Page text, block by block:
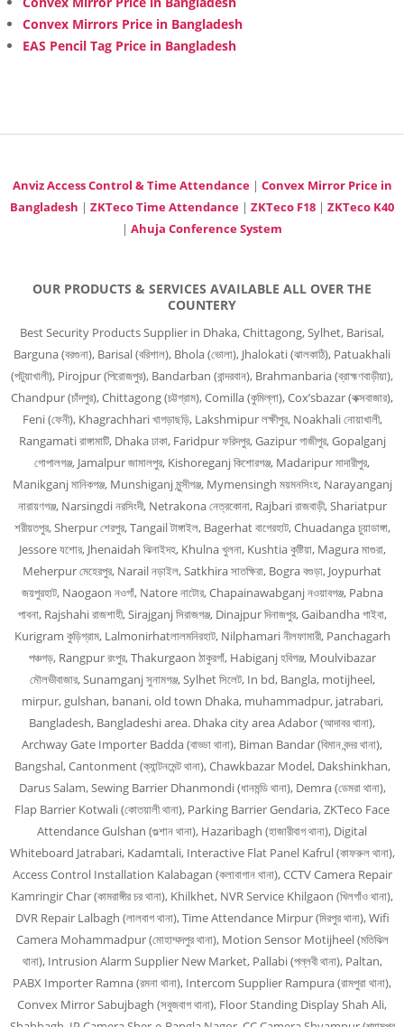
Convex Mirrors Price in Bangladesh
EAS Pencil Tag Price in Bangladesh
Anviz Access Control & Time Attendance| Convex Mirror Price in
Bangladesh | ZKTeco Time Attendance | ZKTeco F18 | ZKTeco K40
| Ahuja Conference System
OUR PRODUCTS & SERVICES AVAILABLE ALL OVER THE
COUNTERY
Best Security Products Supplier in Dhaka, Chittagong, Sylhet, Barisal,
Barguna (বরগুনা), Barisal (বরিশাল), Bhola (ভোলা), Jhalokati (ঝালকাঠি), Patuakhali
(পটুয়াখালী), Pirojpur (পিরোজপুর), Bandarban (বান্দরবান), Brahmanbaria (ব্রাহ্মণবাড়ীয়া),
Chandpur (চাঁদপুর), Chittagong (চট্টগ্রাম), Comilla (কুমিল্লা), Cox’sbazar (কক্সবাজার),
Feni (ফেনী), Khagrachhari খাগড়াছড়ি, Lakshmipur লক্ষীপুর, Noakhali নোয়াখালী,
Rangamati রাঙ্গামাটি, Dhaka ঢাকা, Faridpur ফরিদপুর, Gazipur গাজীপুর, Gopalganj
গোপালগঞ্জ, Jamalpur জামালপুর, Kishoreganj কিশোরগঞ্জ, Madaripur মাদারীপুর,
Manikganj মানিকগঞ্জ, Munshiganj মুন্সীগঞ্জ, Mymensingh ময়মনসিংহ, Narayanganj
নারায়ণগঞ্জ, Narsingdi নরসিংদী, Netrakona নেত্রকোনা, Rajbari রাজবাড়ী, Shariatpur
শরীয়তপুর, Sherpur শেরপুর, Tangail টাঙ্গাইল, Bagerhat বাগেরহাট, Chuadanga চুয়াডাঙ্গা,
Jessore যশোর, Jhenaidah ঝিনাইদহ, Khulna খুলনা, Kushtia কুষ্টিয়া, Magura মাগুরা,
Meherpur মেহেরপুর, Narail নড়াইল, Satkhira সাতক্ষিরা, Bogra বগুড়া, Joypurhat
জয়পুরহাট, Naogaon নওগাঁ, Natore নাটোর, Chapainawabganj নওয়াবগঞ্জ, Pabna
পাবনা, Rajshahi রাজশাহী, Sirajganj সিরাজগঞ্জ, Dinajpur দিনাজপুর, Gaibandha গাইবা,
Kurigram কুড়িগ্রাম, Lalmonirhatলালমনিরহাট, Nilphamari নীলফামারী, Panchagarh
পঞ্চগড়, Rangpur রংপুর, Thakurgaon ঠাকুরগাঁ, Habiganj হবিগঞ্জ, Moulvibazar
মৌলভীবাজার, Sunamganj সুনামগঞ্জ, Sylhet সিলেট, In bd, Bangla, motijheel,
mirpur, gulshan, banani, old town Dhaka, muhammadpur, jatrabari,
Bangladesh, Bangladeshi area. Dhaka city area Adabor (আদাবর থানা),
Archway Gate Importer Badda (বাড্ডা থানা), Biman Bandar (বিমান বন্দর থানা),
Bangshal, Cantonment (ক্যান্টনমেন্ট থানা), Chawkbazar Model, Dakshinkhan,
Darus Salam, Sewing Barrier Dhanmondi (ধানমন্ডি থানা), Demra (ডেমরা থানা),
Flap Barrier Kotwali (কোতয়ালী থানা), Parking Barrier Gendaria, ZKTeco Face
Attendance Gulshan (গুল্শান থানা), Hazaribagh (হাজারীবাগ থানা), Digital
Whiteboard Jatrabari, Kadamtali, Interactive Flat Panel Kafrul (কাফরুল থানা),
Access Control Installation Kalabagan (কলাবাগান থানা), CCTV Camera Repair
Kamringir Char (কামরাঙ্গীর চর থানা), Khilkhet, NVR Service Khilgaon (খিলগাঁও থানা),
DVR Repair Lalbagh (লালবাগ থানা), Time Attendance Mirpur (মিরপুর থানা), Wifi
Camera Mohammadpur (মোহাম্মদপুর থানা), Motion Sensor Motijheel (মতিঝিল
থানা), Intrusion Alarm Supplier New Market, Pallabi (পল্লবী থানা), Paltan,
PABX Importer Ramna (রমনা থানা), Intercom Supplier Rampura (রামপুরা থানা),
Convex Mirror Sabujbagh (সবুজবাগ থানা), Floor Standing Display Shah Ali,